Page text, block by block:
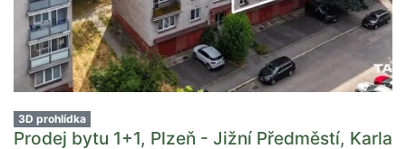
3D prohlídka
Prodej bytu 1+1, Plzeň - Jižní Předměstí, Karla